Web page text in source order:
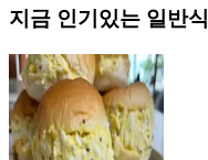
지금 인기있는 일반식